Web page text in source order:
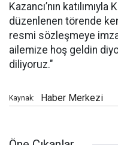
Kazancı’nın
düzenlenen törende
resmi sözleşmeye
ailemize hoş geldin
diliyoruz."
Kaynak: Haber Merkezi